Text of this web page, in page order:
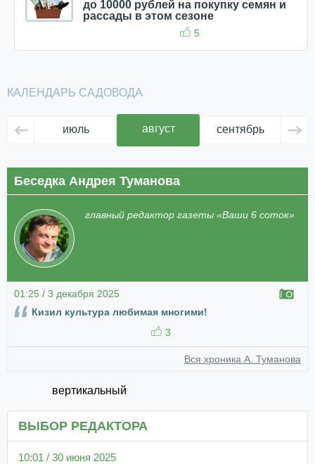
до 10000 рублей на покупку семян и
рассады в этом сезоне
5
КАЛЕНДАРЬ САДОВОДА
июль август сентябрь
Беседка Андрея Туманова
главный редактор газеты «Ваши 6 соток»
01:25 / 3 декабря 2025
Кизил культура любимая многими!
3
Вся хроника А. Туманова
вертикальный
ВЫБОР РЕДАКТОРА
10:01 / 30 июня 2025